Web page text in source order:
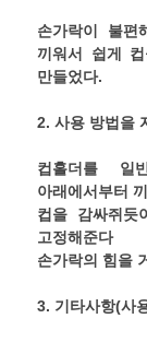
손가락이 불편
끼워서 쉽게
만들었다.
2.사용 방법을
컵홀더를 일
아래에서부터
컵을 감싸쥐
고정해준다
손가락의 힘을
3. 기타사항(사